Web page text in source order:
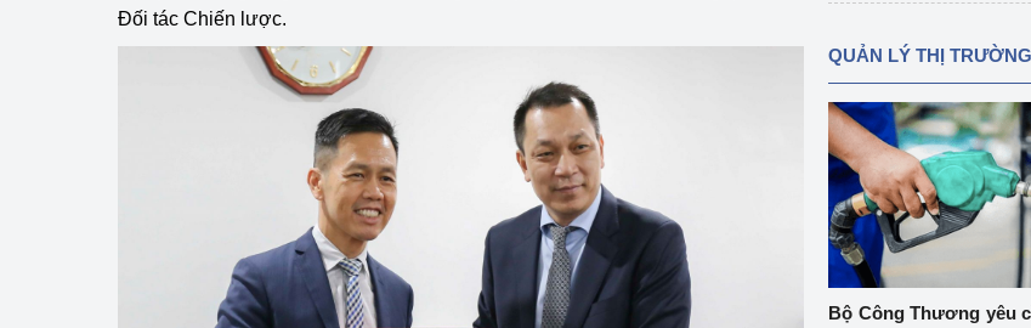
Đối tác Chiến lược.
QUẢN LÝ THỊ TRƯỜNG
Bộ Công Thương yêu